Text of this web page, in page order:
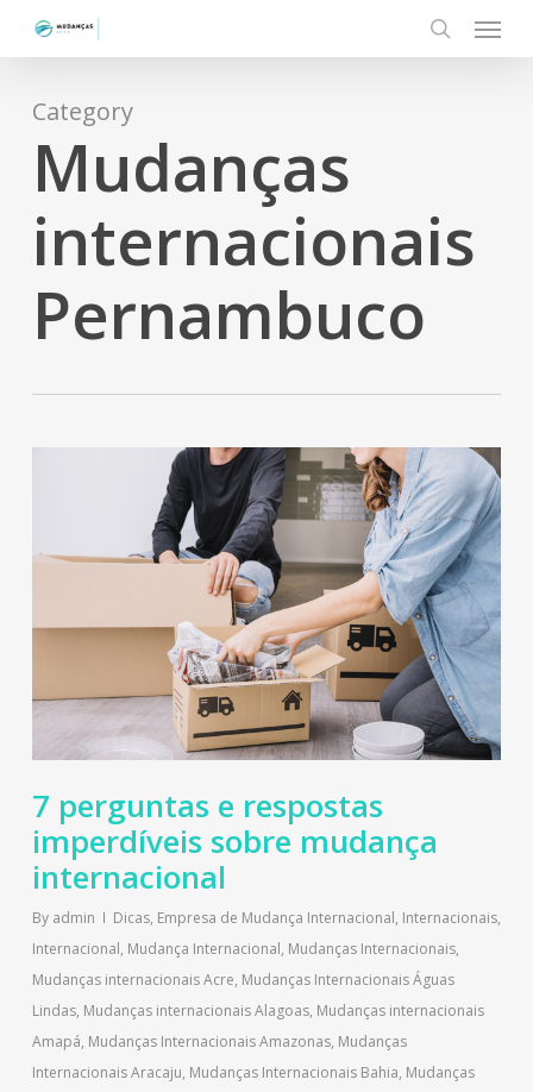
content
search
Menu
Category
Mudanças
internacionais
Pernambuco
7 perguntas e respostas
imperdíveis sobre mudança
internacional
By admin Dicas, Empresa de Mudança Internacional, Internacionais,
Internacional, Mudança Internacional, Mudanças Internacionais,
Mudanças internacionais Acre, Mudanças Internacionais Águas
Lindas, Mudanças internacionais Alagoas, Mudanças internacionais
Amapá, Mudanças Internacionais Amazonas, Mudanças
Internacionais Aracaju, Mudanças Internacionais Bahia, Mudanças